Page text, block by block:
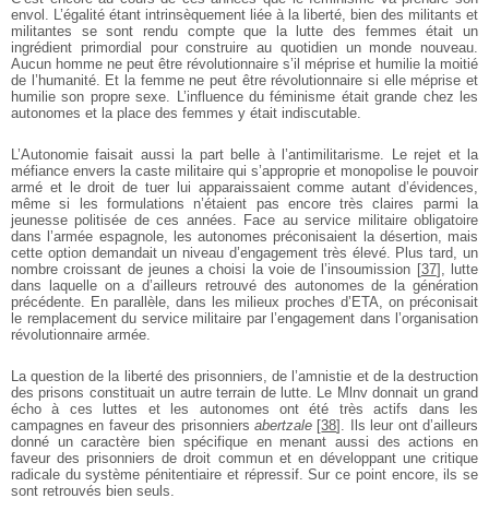
envol. L’égalité étant intrinsèquement liée à la liberté, bien des militants et
militantes se sont rendu compte que la lutte des femmes était un
ingrédient primordial pour construire au quotidien un monde nouveau.
Aucun homme ne peut être révolutionnaire s’il méprise et humilie la moitié
de l’humanité. Et la femme ne peut être révolutionnaire si elle méprise et
humilie son propre sexe. L’influence du féminisme était grande chez les
autonomes et la place des femmes y était indiscutable.
L’Autonomie faisait aussi la part belle à l’antimilitarisme. Le rejet et la
méfiance envers la caste militaire qui s’approprie et monopolise le pouvoir
armé et le droit de tuer lui apparaissaient comme autant d’évidences,
même si les formulations n’étaient pas encore très claires parmi la
jeunesse politisée de ces années. Face au service militaire obligatoire
dans l’armée espagnole, les autonomes préconisaient la désertion, mais
cette option demandait un niveau d’engagement très élevé. Plus tard, un
nombre croissant de jeunes a choisi la voie de l’insoumission [37]
, lutte
dans laquelle on a d’ailleurs retrouvé des autonomes de la génération
précédente. En parallèle, dans les milieux proches d’ETA, on préconisait
le remplacement du service militaire par l’engagement dans l’organisation
révolutionnaire armée.
La question de la liberté des prisonniers, de l’amnistie et de la destruction
des prisons constituait un autre terrain de lutte. Le Mlnv donnait un grand
écho à ces luttes et les autonomes ont été très actifs dans les
campagnes en faveur des prisonniers abertzale [38]
. Ils leur ont d’ailleurs
donné un caractère bien spécifique en menant aussi des actions en
faveur des prisonniers de droit commun et en développant une critique
radicale du système pénitentiaire et répressif. Sur ce point encore, ils se
sont retrouvés bien seuls.